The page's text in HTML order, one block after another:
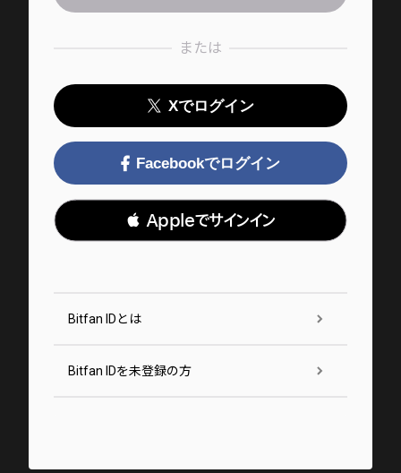
または
Xでログイン
Facebookでログイン
 Appleでサインイン
Bitfan IDとは
Bitfan IDを未登録の方